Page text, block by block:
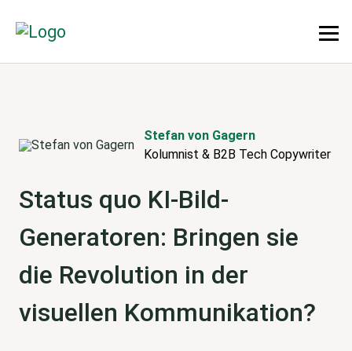
Stefan von Gagern
Kolumnist & B2B Tech Copywriter
Status quo KI-Bild-
Generatoren: Bringen sie
die Revolution in der
visuellen Kommunikation?